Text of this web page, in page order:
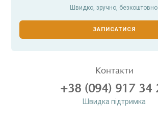
Швидко, зручно, безкоштовно.
ЗАПИСАТИСЯ
Контакти
+38 (094) 917 34
Швидка пiдтримка